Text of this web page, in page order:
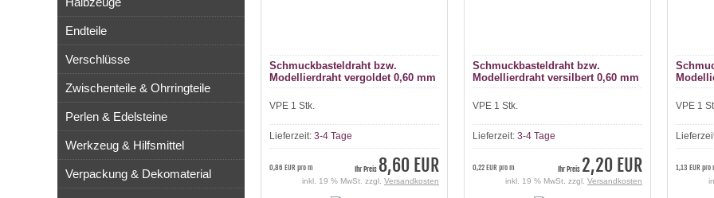
Endteile
Verschlüsse
Zwischenteile & Ohrringteile
Perlen & Edelsteine
Werkzeug & Hilfsmittel
Verpackung & Dekomaterial
Schmuckbasteldraht bzw.
Modellierdraht vergoldet 0,60 mm
Ring à 10m
VPE 1 Stk.
Lieferzeit: 3-4 Tage
Ihr Preis 8,60 EUR
0,86 EUR pro m
inkl. 19 % MwSt. zzgl. Versandkosten
Schmuckbasteldraht bzw.
Modellierdraht versilbert 0,60 mm
Ring à 10m
VPE 1 Stk.
Lieferzeit: 3-4 Tage
Ihr Preis 2,20 EUR
0,22 EUR pro m
inkl. 19 % MwSt. zzgl. Versandkosten
Ring à
VPE 1
1,13 EUR pro